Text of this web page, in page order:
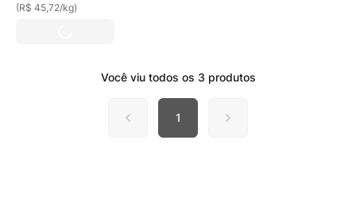
(R$ 45,72/kg)
Você viu todos os 3 produtos
1